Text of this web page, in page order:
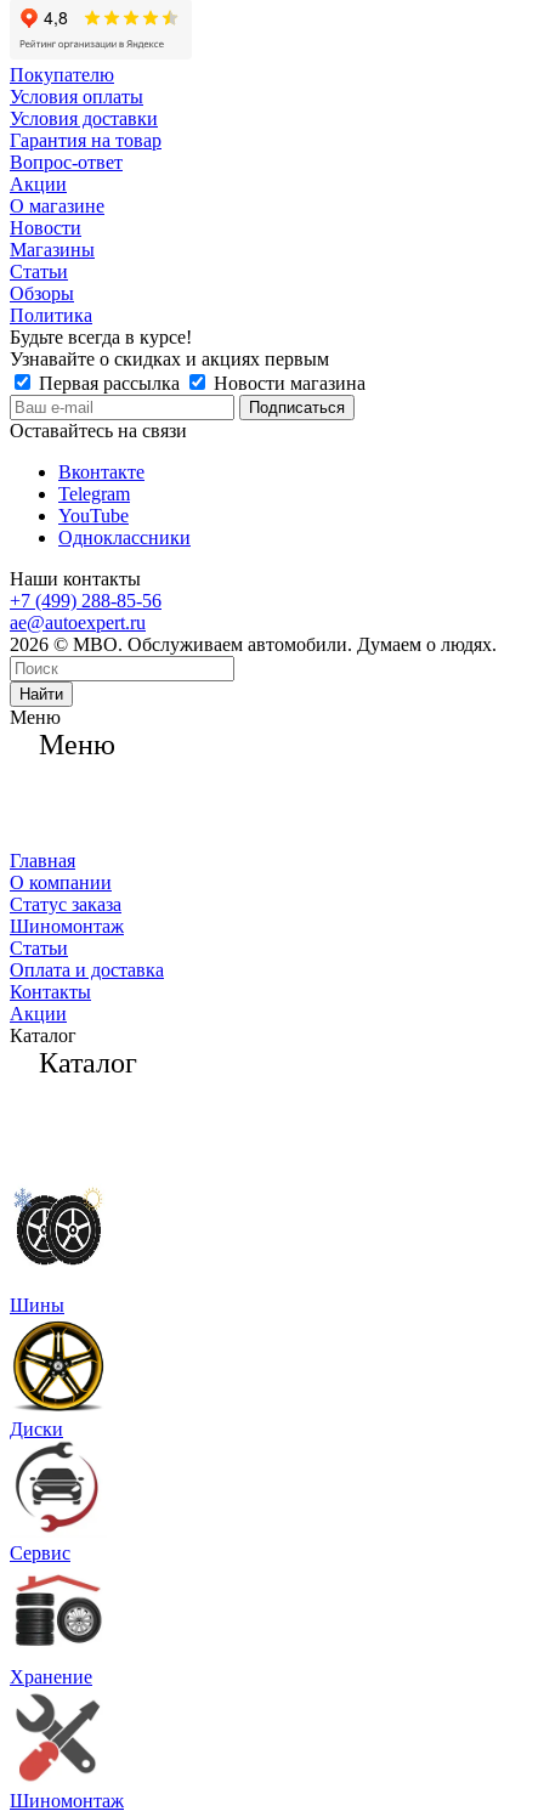
Покупателю
Условия оплаты
Условия доставки
Гарантия на товар
Вопрос-ответ
Акции
О магазине
Новости
Магазины
Статьи
Обзоры
Политика
Будьте всегда в курсе!
Узнавайте о скидках и акциях первым
Первая рассылка
Новости магазина
Оставайтесь на связи
Вконтакте
Telegram
YouTube
Одноклассники
Наши контакты
+7 (499) 288-85-56
ae@autoexpert.ru
2026 © МВО. Обслуживаем автомобили. Думаем о людях.
Найти
Меню
Меню
Главная
О компании
Статус заказа
Шиномонтаж
Статьи
Оплата и доставка
Контакты
Акции
Каталог
Каталог
Шины
Диски
Сервис
Хранение
Шиномонтаж